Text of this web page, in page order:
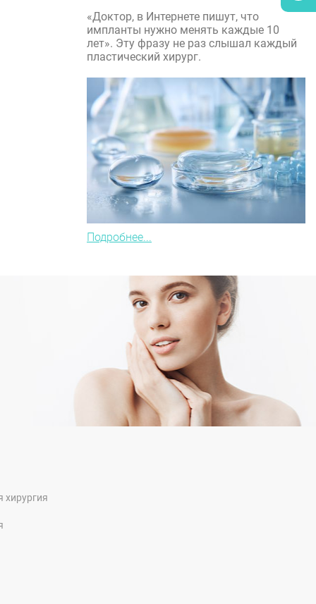
«Доктор, в Интернете пишут, что
импланты нужно менять каждые 10
лет». Эту фразу не раз слышал каждый
пластический хирург.
Подробнее...
хирургия